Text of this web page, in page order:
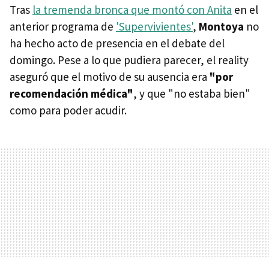
Tras la tremenda bronca que montó con Anita en el
anterior programa de 'Supervivientes', Montoya no
ha hecho acto de presencia en el debate del
domingo. Pese a lo que pudiera parecer, el reality
aseguró que el motivo de su ausencia era "por
recomendación médica", y que "no estaba bien"
como para poder acudir.